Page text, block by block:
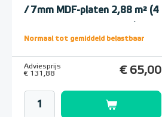
/ 7mm MDF-platen 2,88 m² (4
Normaal tot gemiddeld belastbaar
Adviesprijs
€ 131,88
€ 65,00